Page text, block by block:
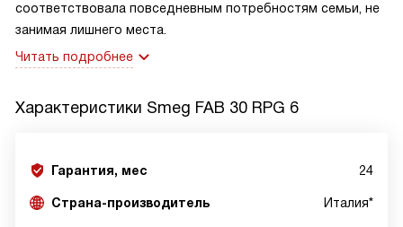
соответствовала повседневным потребностям семьи, не
занимая лишнего места.
Читать подробнее
Характеристики Smeg FAB 30 RPG 6
Гарантия, мес 24
Страна-производитель Италия*